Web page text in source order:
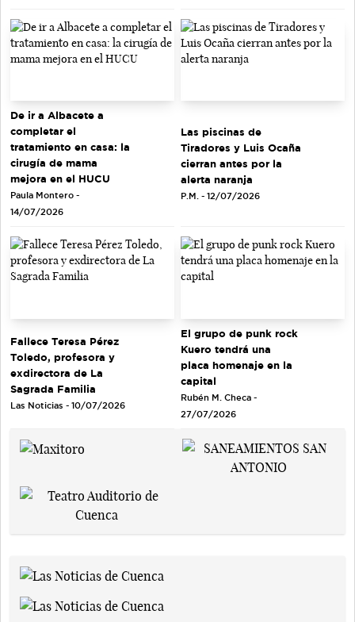
De ir a Albacete a
completar el
tratamiento en casa: la
cirugía de mama
mejora en el HUCU
Paula Montero -
14/07/2026
Las piscinas de
Tiradores y Luis Ocaña
cierran antes por la
alerta naranja
P.M. - 12/07/2026
Fallece Teresa Pérez
Toledo, profesora y
exdirectora de La
Sagrada Familia
Las Noticias - 10/07/2026
El grupo de punk rock
Kuero tendrá una
placa homenaje en la
capital
Rubén M. Checa -
27/07/2026